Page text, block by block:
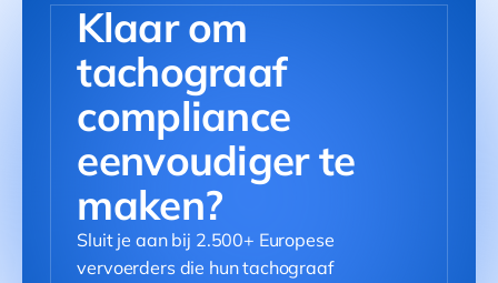
Klaar om
tachograaf
compliance
eenvoudiger te
maken?
Sluit je aan bij 2.500+ Europese
vervoerders die hun tachograaf